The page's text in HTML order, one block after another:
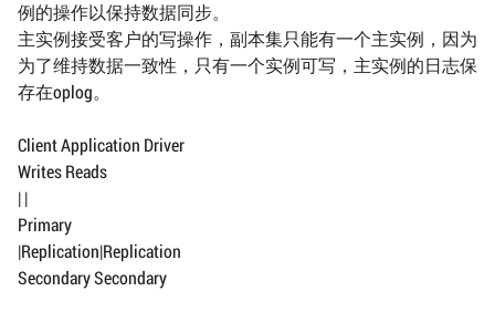
例的操作以保持数据同步。
主实例接受客户的写操作，副本集只能有一个主实例，因为
为了维持数据一致性，只有一个实例可写，主实例的日志保
存在oplog。
Client Application Driver
Writes Reads
| |
Primary
|Replication|Replication
Secondary Secondary